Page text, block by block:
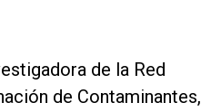
de la Red
de Contaminantes,